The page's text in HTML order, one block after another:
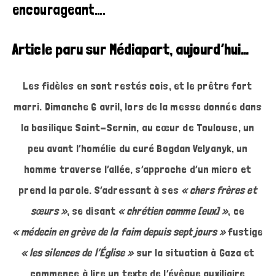
encourageant….
Article paru sur Médiapart, aujourd’hui…
Les fidèles en sont restés cois, et le prêtre fort
marri. Dimanche 6 avril, lors de la messe donnée dans
la basilique Saint-Sernin, au cœur de Toulouse, un
peu avant l’homélie du curé Bogdan Velyanyk, un
homme traverse l’allée, s’approche d’un micro et
prend la parole. S’adressant à ses « chers frères et
sœurs », se disant « chrétien comme [eux] », ce
« médecin en grève de la faim depuis sept jours »fustige
« les silences de l’Église »sur la situation à Gaza et
commence à lire un texte de l’évêque auxiliaire